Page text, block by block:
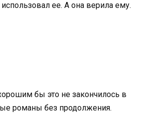
ее. А она верила ему.
бы это не закончилось в
романы без продолжения.